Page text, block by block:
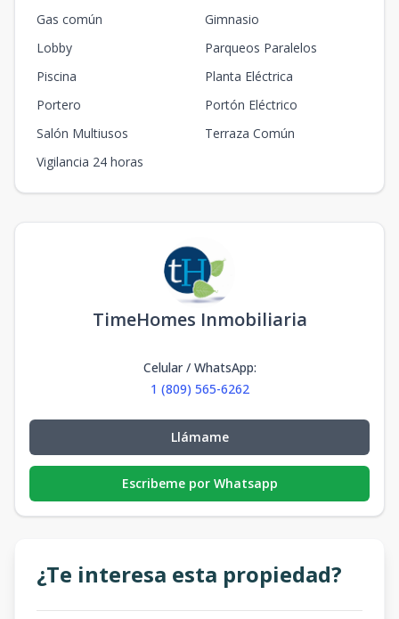
Gas común
Gimnasio
Lobby
Parqueos Paralelos
Piscina
Planta Eléctrica
Portero
Portón Eléctrico
Salón Multiusos
Terraza Común
Vigilancia 24 horas
TimeHomes Inmobiliaria
Celular / WhatsApp:
1 (809) 565-6262
Llámame
Escribeme por Whatsapp
¿Te interesa esta propiedad?